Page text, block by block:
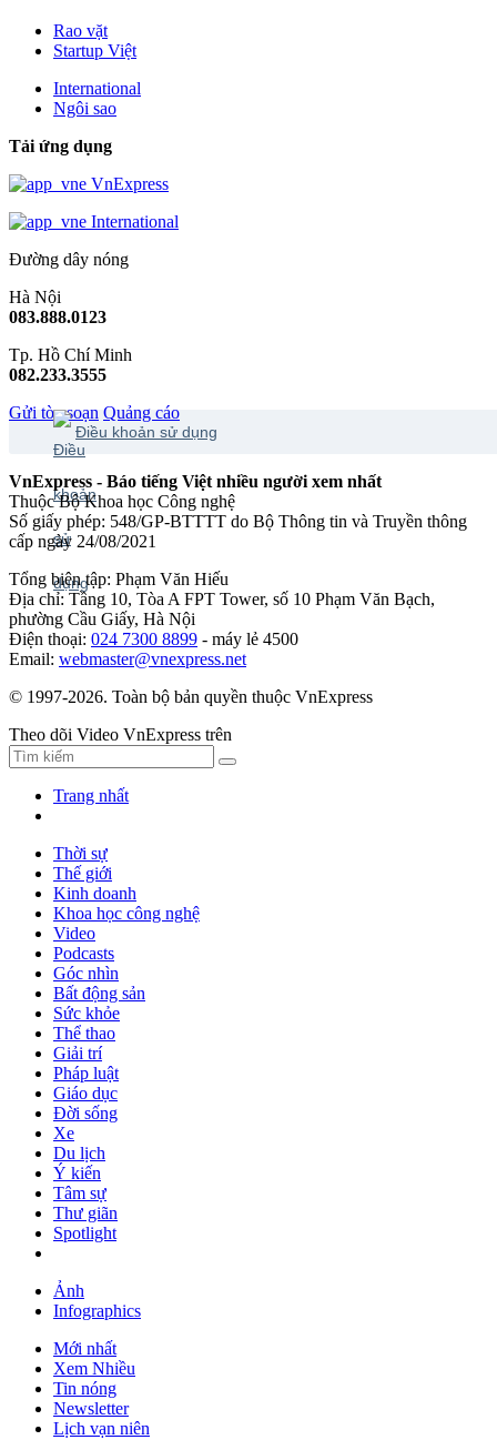
Rao vặt
Startup Việt
International
Ngôi sao
Tải ứng dụng
VnExpress
International
Đường dây nóng
Hà Nội
083.888.0123
Tp. Hồ Chí Minh
082.233.3555
Gửi tòa soạn Quảng cáo
Điều khoản sử dụng
VnExpress - Báo tiếng Việt nhiều người xem nhất
Thuộc Bộ Khoa học Công nghệ
Số giấy phép: 548/GP-BTTTT do Bộ Thông tin và Truyền thông
cấp ngày 24/08/2021
Tổng biên tập: Phạm Văn Hiếu
Địa chỉ: Tầng 10, Tòa A FPT Tower, số 10 Phạm Văn Bạch,
phường Cầu Giấy, Hà Nội
Điện thoại: 024 7300 8899 - máy lẻ 4500
Email: webmaster@vnexpress.net
© 1997-2026. Toàn bộ bản quyền thuộc VnExpress
Theo dõi Video VnExpress trên
Trang nhất
Thời sự
Thế giới
Kinh doanh
Khoa học công nghệ
Video
Podcasts
Góc nhìn
Bất động sản
Sức khỏe
Thể thao
Giải trí
Pháp luật
Giáo dục
Đời sống
Xe
Du lịch
Ý kiến
Tâm sự
Thư giãn
Spotlight
Ảnh
Infographics
Mới nhất
Xem Nhiều
Tin nóng
Newsletter
Lịch vạn niên